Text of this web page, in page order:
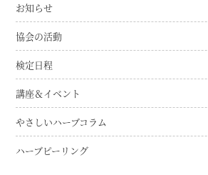
お知らせ
協会の活動
検定日程
講座＆イベント
やさしいハーブコラム
ハーブピーリング